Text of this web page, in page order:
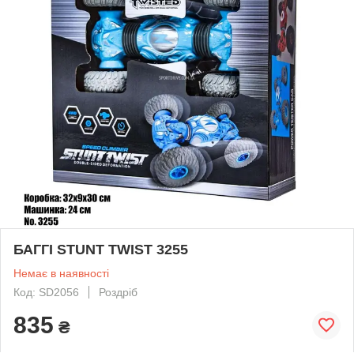
БАГГІ STUNT TWIST 3255
Немає в наявності
Код: SD2056
Роздріб
835 ₴